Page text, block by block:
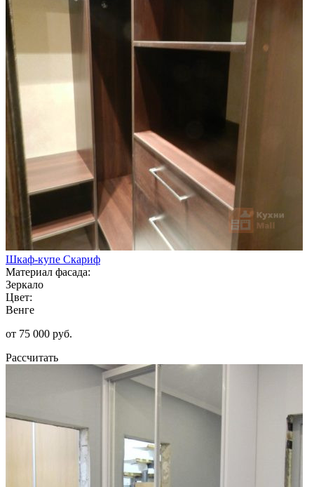
Шкаф-купе Скариф
Материал фасада:
Зеркало
Цвет:
Венге
от 75 000 руб.
Рассчитать